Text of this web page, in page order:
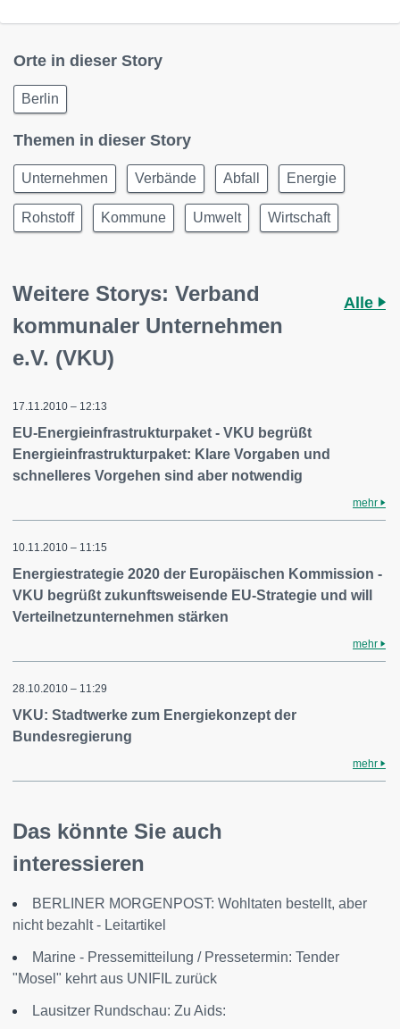
Orte in dieser Story
Berlin
Themen in dieser Story
Unternehmen Verbände Abfall Energie
Rohstoff Kommune Umwelt Wirtschaft
Weitere Storys: Verband
kommunaler Unternehmen
e.V. (VKU)
Alle
17.11.2010 – 12:13
EU-Energieinfrastrukturpaket - VKU begrüßt
Energieinfrastrukturpaket: Klare Vorgaben und
schnelleres Vorgehen sind aber notwendig
mehr
10.11.2010 – 11:15
Energiestrategie 2020 der Europäischen Kommission -
VKU begrüßt zukunftsweisende EU-Strategie und will
Verteilnetzunternehmen stärken
mehr
28.10.2010 – 11:29
VKU: Stadtwerke zum Energiekonzept der
Bundesregierung
mehr
Das könnte Sie auch
interessieren
BERLINER MORGENPOST: Wohltaten bestellt, aber
nicht bezahlt - Leitartikel
Marine - Pressemitteilung / Pressetermin: Tender
"Mosel" kehrt aus UNIFIL zurück
Lausitzer Rundschau: Zu Aids: